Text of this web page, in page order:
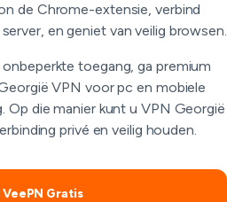
de Chrome-extensie, verbind
en geniet van veilig browsen.
toegang, ga premium
VPN voor pc en mobiele
Op die manier kunt u VPN Georgië
privé en veilig houden.
VeePN Gratis